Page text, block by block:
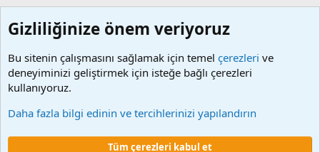
Çerezler
Gizliliğinize önem veriyoruz
Bu sitenin çalışmasını sağlamak için temel çerezleri ve
deneyiminizi geliştirmek için isteğe bağlı çerezleri
kullanıyoruz.
Daha fazla bilgi edinin ve tercihlerinizi yapılandırın
Tüm çerezleri kabul et